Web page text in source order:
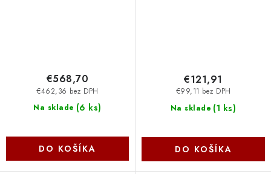
Na sklade (6 ks)
€462,36 bez DPH
€568,70
DO KOŠÍKA
Na sklade (1 ks)
€99,11 bez DPH
€121,91
DO KOŠÍKA